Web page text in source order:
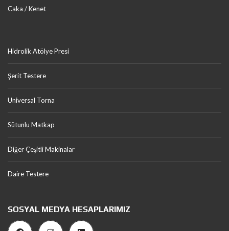
Caka / Kenet
Hidrolik Atölye Presi
Şerit Testere
Universal Torna
Sütunlu Matkap
Diğer Çeşitli Makinalar
Daire Testere
SOSYAL MEDYA HESAPLARIMIZ